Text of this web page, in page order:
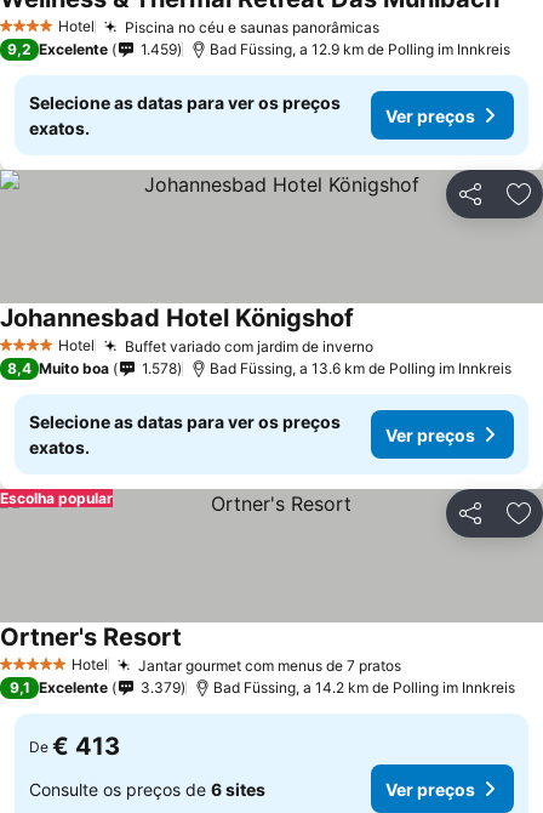
4 EstrelasHotel Piscina no céu e saunas panorâmicas
9,2 Excelente 1.459 Bad Füssing, a 12.9 km de Polling im Innkreis
Selecione as datas para ver os preços
exatos.
Ver preços
Partilhar
4 EstrelasHotel Buffet variado com jardim de inverno
Johannesbad Hotel Königshof
8,4 Muito boa 1.578 Bad Füssing, a 13.6 km de Polling im Innkreis
Selecione as datas para ver os preços
exatos.
Ver preços
Partilhar
Escolha popular
5 Estrelas Hotel Jantar gourmet com menus de 7 pratos
Ortner's Resort
9,1 Excelente 3.379 Bad Füssing, a 14.2 km de Polling im Innkreis
De € 413
Consulte os preços de 6 sites Ver preços